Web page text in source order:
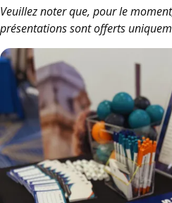
Veuillez noter que, pour le
présentations sont offerts